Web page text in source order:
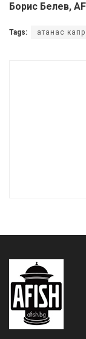
Борис Белев,
Tags: атанас